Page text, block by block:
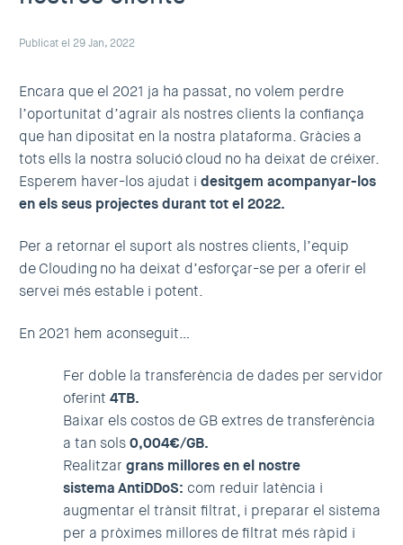
Publicat el 29 Jan, 2022
Encara que el 2021 ja ha passat, no volem perdre
l’oportunitat d’agrair als nostres clients la confiança
que han dipositat en la nostra plataforma. Gràcies a
tots ells la nostra solució cloud no ha deixat de créixer.
Esperem haver-los ajudat i desitgem acompanyar-los
en els seus projectes durant tot el 2022.
Per a retornar el suport als nostres clients, l’equip
de Clouding no ha deixat d’esforçar-se per a oferir el
servei més estable i potent.
En 2021 hem aconseguit…
Fer doble la transferència de dades per servidor
oferint 4TB.
Baixar els costos de GB extres de transferència
a tan sols0,004€/GB.
Realitzar grans millores en el nostre
sistema AntiDDoS: com reduir latència i
augmentar el trànsit filtrat, i preparar el sistema
per a pròximes millores de filtrat més ràpid i